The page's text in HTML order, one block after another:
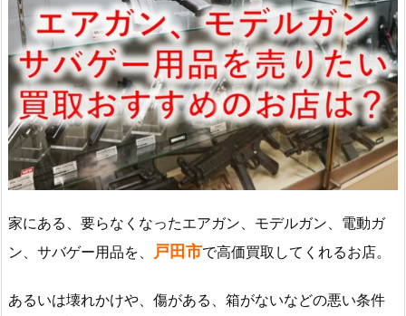
家にある、要らなくなったエアガン、モデルガン、電動ガ
ン、サバゲー用品を、
戸田市で高価買取してくれるお店。
あるいは壊れかけや、傷がある、箱がないなどの悪い条件